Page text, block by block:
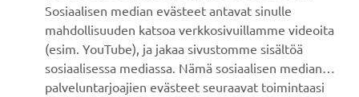
UUTISKIRJE
Ole ensimmäinen, joka kuulee uusimmista tarjouksista,
erikoistapahtumista, uusista julkaisuista ja paljon muuta...
Sosiaalisen median evästeet antavat sinulle
mahdollisuuden katsoa verkkosivuillamme videoita
(esim. YouTube), ja jakaa sivustomme sisältöä
sosiaalisessa mediassa. Nämä sosiaalisen median
palveluntarjoajien evästeet seuraavat toimintaasi